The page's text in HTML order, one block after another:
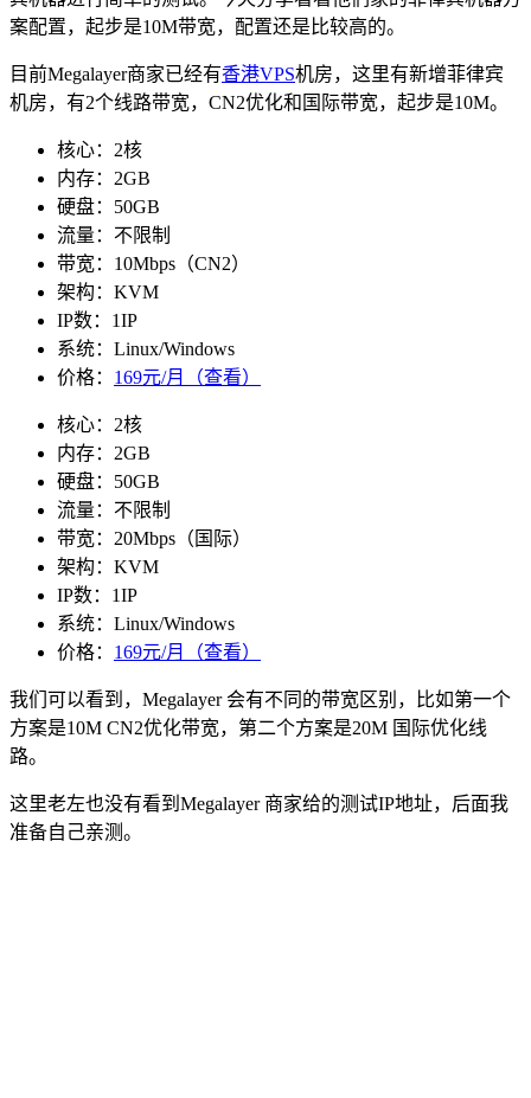
案配置，起步是10M带宽，配置还是比较高的。
目前Megalayer商家已经有香港VPS机房，这里有新增菲律宾
机房，有2个线路带宽，CN2优化和国际带宽，起步是10M。
核心：2核
内存：2GB
硬盘：50GB
流量：不限制
带宽：10Mbps（CN2）
架构：KVM
IP数：1IP
系统：Linux/Windows
价格： 169元/月（查看）
核心：2核
内存：2GB
硬盘：50GB
流量：不限制
带宽：20Mbps（国际）
架构：KVM
IP数：1IP
系统：Linux/Windows
价格： 169元/月（查看）
我们可以看到，Megalayer 会有不同的带宽区别，比如第一个
方案是10M CN2优化带宽，第二个方案是20M 国际优化线
路。
这里老左也没有看到Megalayer 商家给的测试IP地址，后面我
准备自己亲测。